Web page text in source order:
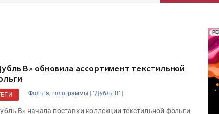
В» обновила ассортимент текстильной
Фольга, голограммы |"Дубль В" |
В» начала поставки коллекции текстильной фольги